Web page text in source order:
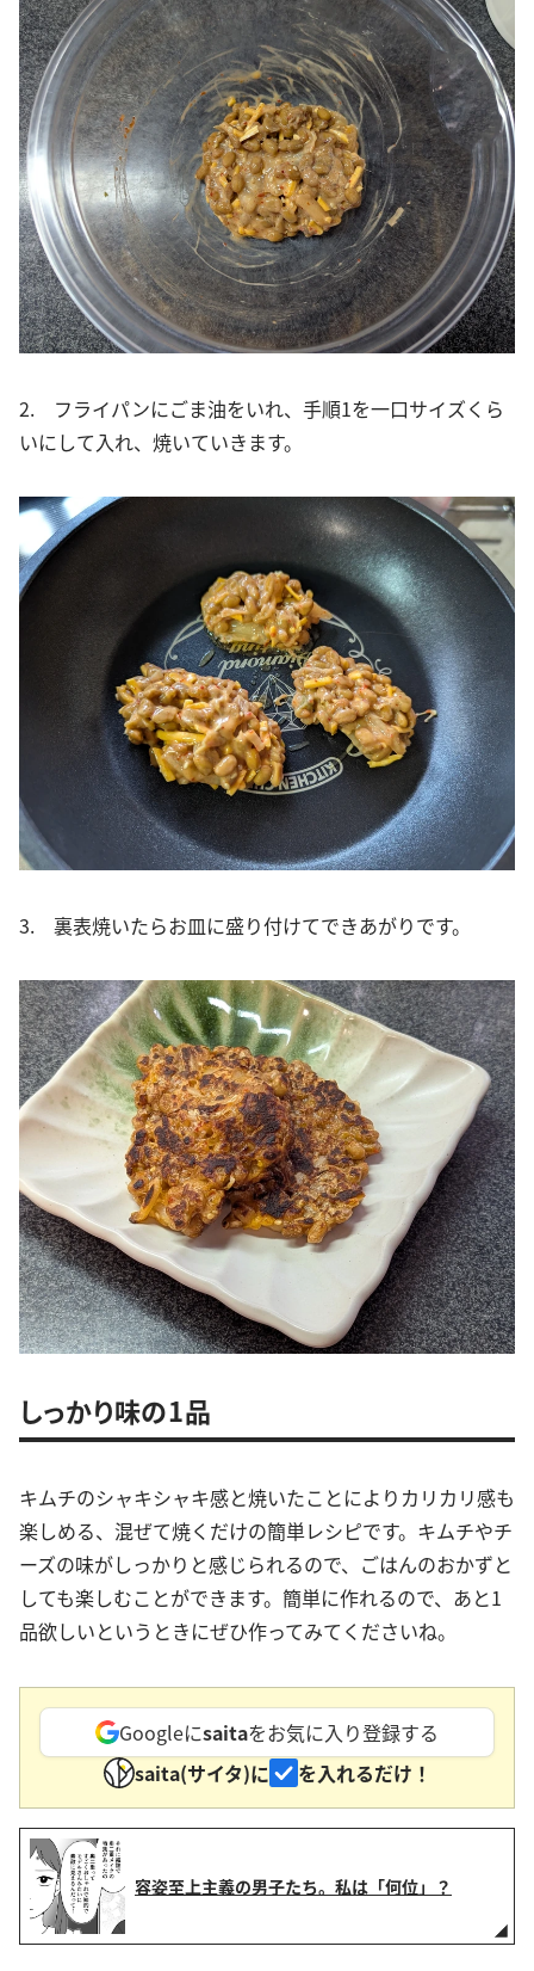
2. フライパンにごま油をいれ、手順1を一口サイズくら
いにして入れ、焼いていきます。
3. 裏表焼いたらお皿に盛り付けてできあがりです。
しっかり味の1品
キムチのシャキシャキ感と焼いたことによりカリカリ感も
楽しめる、混ぜて焼くだけの簡単レシピです。キムチやチ
ーズの味がしっかりと感じられるので、ごはんのおかずと
しても楽しむことができます。簡単に作れるので、あと1
品欲しいというときにぜひ作ってみてくださいね。
Googleにsaitaをお気に入り登録する
saita(サイタ)に
を入れるだけ！
容姿至上主義の男子たち。私は「何位」？